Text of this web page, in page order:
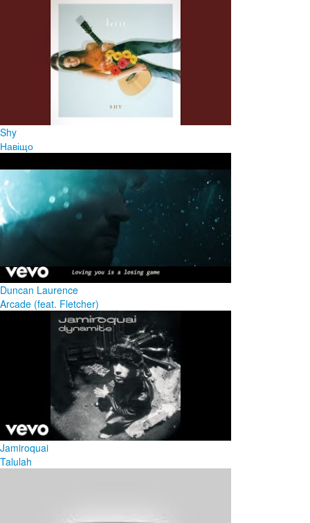
Shy
Навіщо
Duncan Laurence
Arcade (feat. Fletcher)
Jamiroquai
Talulah